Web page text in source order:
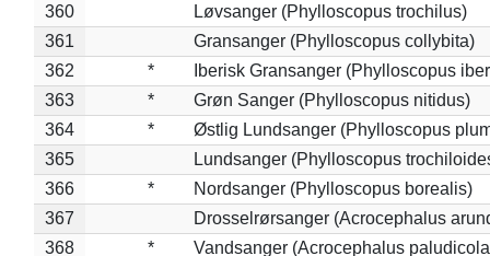
360
Løvsanger (Phylloscopus trochilus)
361
Gransanger (Phylloscopus collybita)
362
*
Iberisk Gransanger (Phylloscopus
363
*
Grøn Sanger (Phylloscopus nitidus)
364
*
Østlig Lundsanger (Phylloscopus
365
Lundsanger (Phylloscopus
366
*
Nordsanger (Phylloscopus borealis)
367
Drosselrørsanger (Acrocephalus
368
* Vandsanger (Acrocephalus